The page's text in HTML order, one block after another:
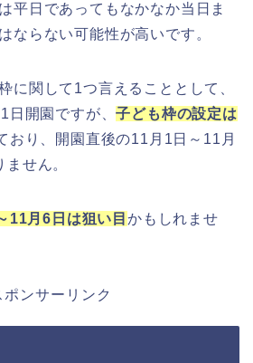
平日であってもなかなか当日ま
ならない可能性が高いです。
に関して1つ言えることとして、
日開園ですが、子ども枠の設定は
おり、開園直後の11月1日～11月
せん。
11月6日は狙い目かもしれませ
ポンサーリンク